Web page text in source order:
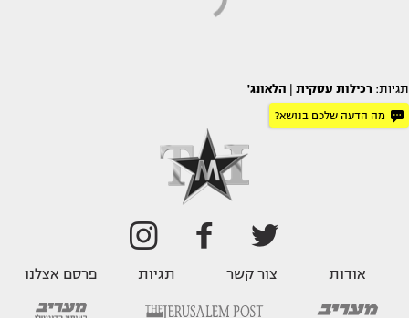
תגיות: רכילות עסקית הלאונג'
מה הדעה שלכם בנושא?
אודות צור קשר תגיות פרסם אצלנו